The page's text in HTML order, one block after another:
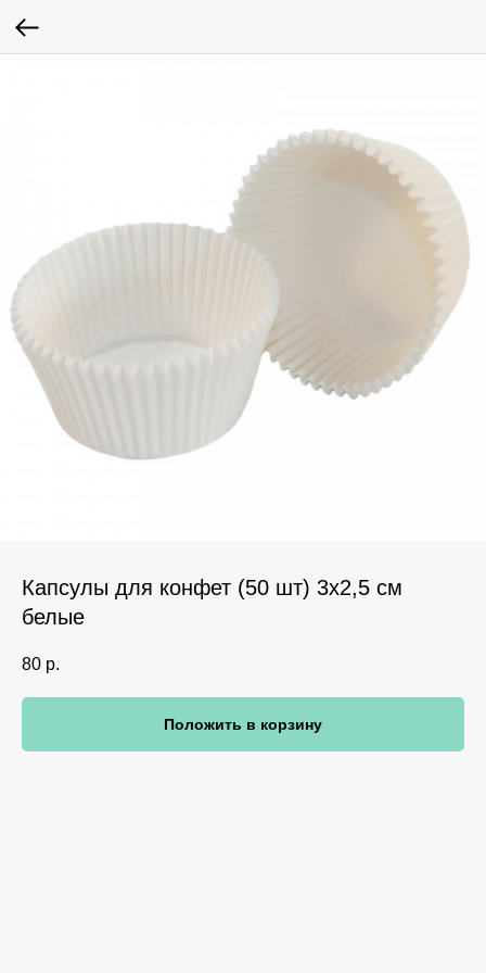
Капсулы для конфет (50 шт) 3х2,5 см
белые
80 р.
Положить в корзину